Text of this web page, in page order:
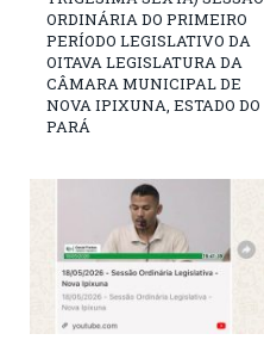
ORDINÁRIA DO PRIMEIRO
PERÍODO LEGISLATIVO DA
OITAVA LEGISLATURA DA
CÂMARA MUNICIPAL DE
NOVA IPIXUNA, ESTADO DO
PARÁ